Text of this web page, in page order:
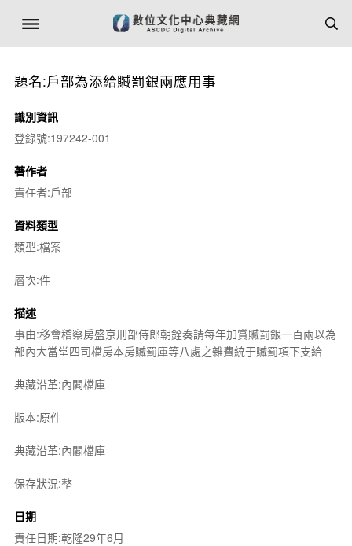
題名:戶部為添給贓罰銀兩應用事
識別資訊
登錄號:197242-001
著作者
責任者:戶部
資料類型
類型:檔案
層次:件
描述
事由:移會稽察房盛京刑部侍郎朝銓奏請每年加賞贓罰銀一百兩以為
部內大當堂四司檔房本房贓罰庫等八處之雜費統于贓罰項下支給
典藏沿革:內閣檔庫
版本:原件
典藏沿革:內閣檔庫
保存狀況:整
日期
責任日期:乾隆29年6月